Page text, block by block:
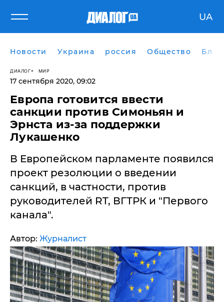
UA
Новости Украина россия Общество
ДИАЛОГ МИР
17 сентября 2020, 09:02
Европа готовится ввести
санкции против Симоньян и
Эрнста из-за поддержки
Лукашенко
В Европейском парламенте появился
проект резолюции о введении
санкций, в частности, против
руководителей RT, ВГТРК и "Первого
канала".
Автор: Журналист